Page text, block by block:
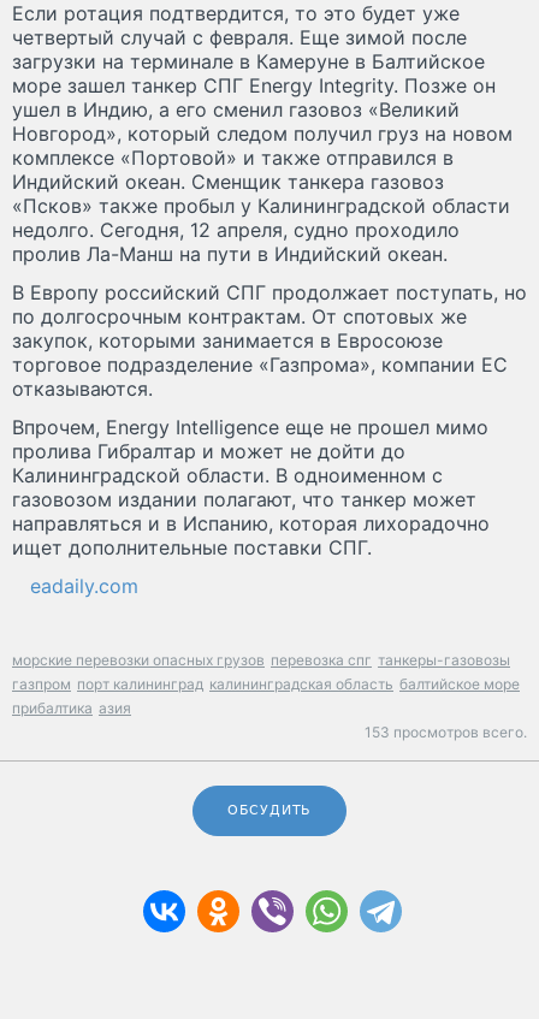
Если ротация подтвердится, то это будет уже
четвертый случай с февраля. Еще зимой после
загрузки на терминале в Камеруне в Балтийское
море зашел танкер СПГ Energy Integrity. Позже он
ушел в Индию, а его сменил газовоз «Великий
Новгород», который следом получил груз на новом
комплексе «Портовой» и также отправился в
Индийский океан. Сменщик танкера газовоз
«Псков» также пробыл у Калининградской области
недолго. Сегодня, 12 апреля, судно проходило
пролив Ла-Манш на пути в Индийский океан.
В Европу российский СПГ продолжает поступать, но
по долгосрочным контрактам. От спотовых же
закупок, которыми занимается в Евросоюзе
торговое подразделение «Газпрома», компании ЕС
отказываются.
Впрочем, Energy Intelligence еще не прошел мимо
пролива Гибралтар и может не дойти до
Калининградской области. В одноименном с
газовозом издании полагают, что танкер может
направляться и в Испанию, которая лихорадочно
ищет дополнительные поставки СПГ.
eadaily.com
морские перевозки опасных грузов перевозка спг танкеры-газовозы
газпром порт калининград калининградская область балтийское море
прибалтика азия
153 просмотров всего.
ОБСУДИТЬ